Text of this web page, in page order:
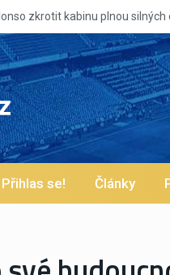
se! Články